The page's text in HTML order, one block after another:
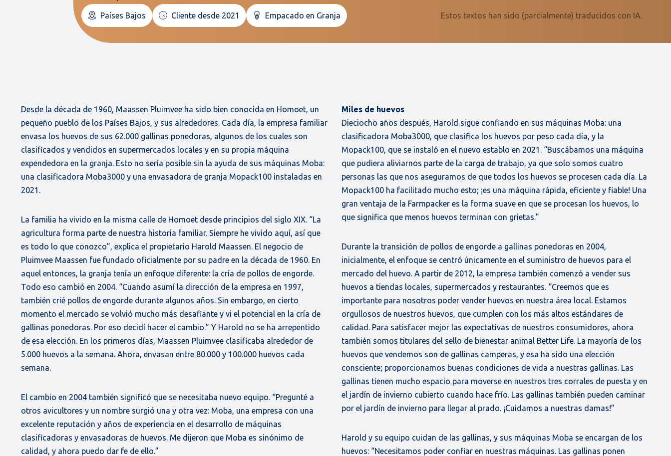
Países Bajos Cliente desde 2021 Empacado en Granja Estos textos han sido (parcialmente) traducidos con IA.
Desde la década de 1960, Maassen Pluimvee ha sido bien conocida en Homoet, un
pequeño pueblo de los Países Bajos, y sus alrededores. Cada día, la empresa familiar
envasa los huevos de sus 62.000 gallinas ponedoras, algunos de los cuales son
clasificados y vendidos en supermercados locales y en su propia máquina
expendedora en la granja. Esto no sería posible sin la ayuda de sus máquinas Moba:
una clasificadora Moba3000 y una envasadora de granja Mopack100 instaladas en
2021.
La familia ha vivido en la misma calle de Homoet desde principios del siglo XIX. “La
agricultura forma parte de nuestra historia familiar. Siempre he vivido aquí, así que
es todo lo que conozco”, explica el propietario Harold Maassen. El negocio de
Pluimvee Maassen fue fundado oficialmente por su padre en la década de 1960. En
aquel entonces, la granja tenía un enfoque diferente: la cría de pollos de engorde.
Todo eso cambió en 2004. “Cuando asumí la dirección de la empresa en 1997,
también crié pollos de engorde durante algunos años. Sin embargo, en cierto
momento el mercado se volvió mucho más desafiante y vi el potencial en la cría de
gallinas ponedoras. Por eso decidí hacer el cambio.” Y Harold no se ha arrepentido
de esa elección. En los primeros días, Maassen Pluimvee clasificaba alrededor de
5.000 huevos a la semana. Ahora, envasan entre 80.000 y 100.000 huevos cada
semana.
El cambio en 2004 también significó que se necesitaba nuevo equipo. “Pregunté a
otros avicultores y un nombre surgió una y otra vez: Moba, una empresa con una
excelente reputación y años de experiencia en el desarrollo de máquinas
clasificadoras y envasadoras de huevos. Me dijeron que Moba es sinónimo de
calidad, y ahora puedo dar fe de ello.”
Miles de huevos
Dieciocho años después, Harold sigue confiando en sus máquinas Moba: una
clasificadora Moba3000, que clasifica los huevos por peso cada día, y la
Mopack100, que se instaló en el nuevo establo en 2021. “Buscábamos una máquina
que pudiera aliviarnos parte de la carga de trabajo, ya que solo somos cuatro
personas las que nos aseguramos de que todos los huevos se procesen cada día. La
Mopack100 ha facilitado mucho esto; ¡es una máquina rápida, eficiente y fiable! Una
gran ventaja de la Farmpacker es la forma suave en que se procesan los huevos, lo
que significa que menos huevos terminan con grietas.”
Durante la transición de pollos de engorde a gallinas ponedoras en 2004,
inicialmente, el enfoque se centró únicamente en el suministro de huevos para el
mercado del huevo. A partir de 2012, la empresa también comenzó a vender sus
huevos a tiendas locales, supermercados y restaurantes. “Creemos que es
importante para nosotros poder vender huevos en nuestra área local. Estamos
orgullosos de nuestros huevos, que cumplen con los más altos estándares de
calidad. Para satisfacer mejor las expectativas de nuestros consumidores, ahora
también somos titulares del sello de bienestar animal Better Life. La mayoría de los
huevos que vendemos son de gallinas camperas, y esa ha sido una elección
consciente; proporcionamos buenas condiciones de vida a nuestras gallinas. Las
gallinas tienen mucho espacio para moverse en nuestros tres corrales de puesta y en
el jardín de invierno cubierto cuando hace frío. Las gallinas también pueden caminar
por el jardín de invierno para llegar al prado. ¡Cuidamos a nuestras damas!”
Harold y su equipo cuidan de las gallinas, y sus máquinas Moba se encargan de los
huevos: “Necesitamos poder confiar en nuestras máquinas. Las gallinas ponen